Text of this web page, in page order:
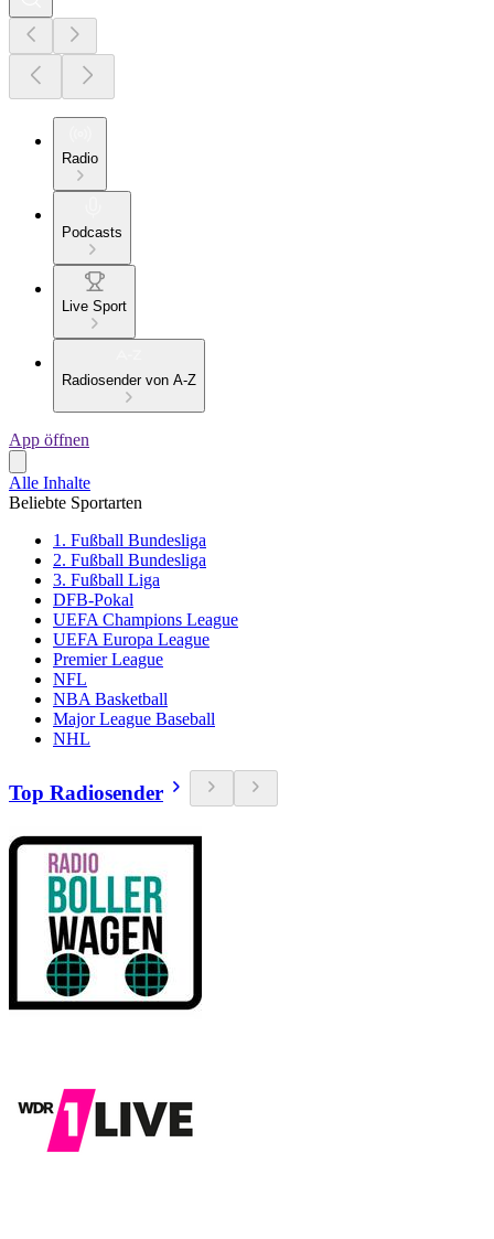
Radio
Podcasts
Live Sport
Radiosender von A-Z
App öffnen
Alle Inhalte
Beliebte Sportarten
1. Fußball Bundesliga
2. Fußball Bundesliga
3. Fußball Liga
DFB-Pokal
UEFA Champions League
UEFA Europa League
Premier League
NFL
NBA Basketball
Major League Baseball
NHL
Top Radiosender